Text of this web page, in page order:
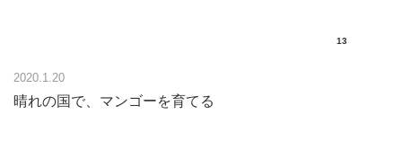
13
2020.1.20
晴れの国で、マンゴーを育てる